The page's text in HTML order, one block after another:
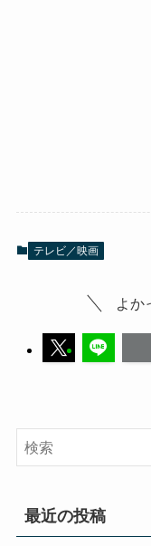
テレビ／映画
よか
最近の投稿